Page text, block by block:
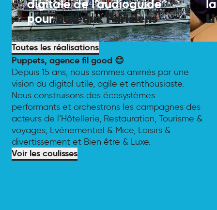
digitale de l’audioguide
pourBateauxParisiens
Toutes les réalisations
Puppets, agence fil good 😊
Depuis 15 ans, nous sommes animés par une
vision du digital utile, agile et enthousiaste.
Nous construisons des écosystèmes
performants et orchestrons les campagnes des
acteurs de l’Hôtellerie, Restauration, Tourisme &
voyages, Evénementiel & Mice, Loisirs &
divertissement et Bien être & Luxe.
Voir les coulisses